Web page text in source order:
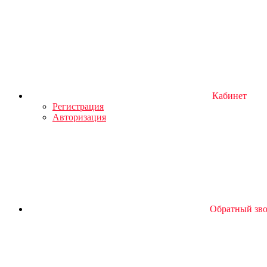
Кабинет
Регистрация
Авторизация
Обратный